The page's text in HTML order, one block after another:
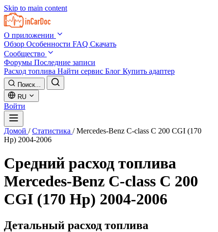
Skip to main content
О приложении
Обзор Особенности FAQ Скачать
Сообщество
Форумы Последние записи
Расход топлива Найти сервис Блог Купить адаптер
Поиск...
RU
Войти
Домой / Статистика / Mercedes-Benz C-class C 200 CGI (170
Hp) 2004-2006
Средний расход топлива
Mercedes-Benz C-class C 200
CGI (170 Hp) 2004-2006
Детальный расход топлива